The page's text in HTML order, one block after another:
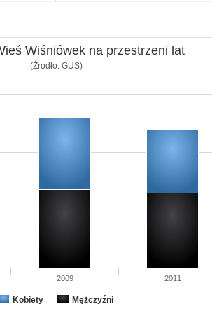
Wiśniówek na przestrzeni lat
(Źródło: GUS)
Kobiety Mężczyźni
2009 2011